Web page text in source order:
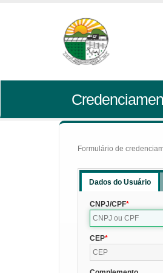
Formulário de
Dados do Usuário
CNPJ/CPF
CEP